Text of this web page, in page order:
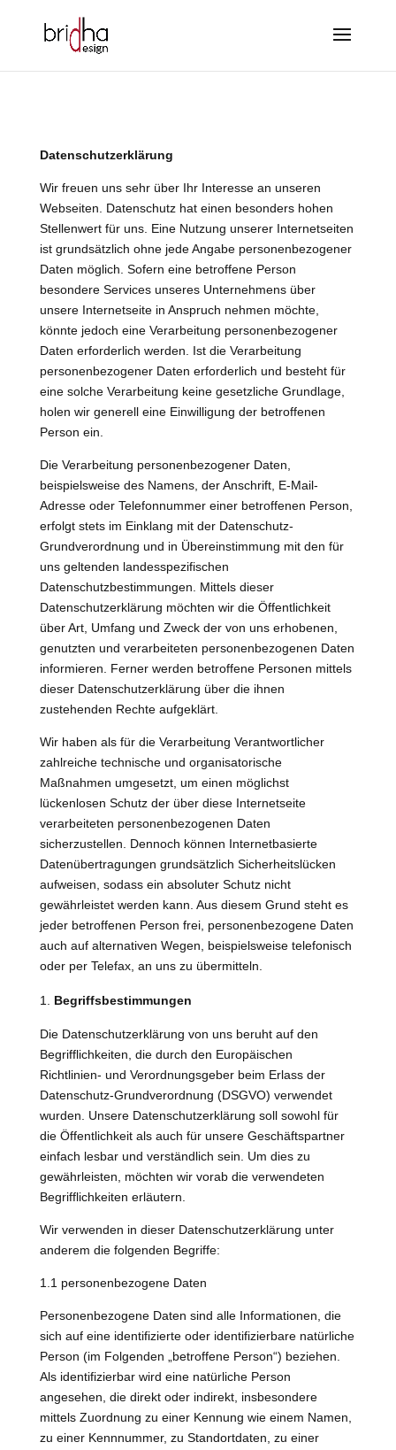
Datenschutzerklärung
Wir freuen uns sehr über Ihr Interesse an unseren
Webseiten. Datenschutz hat einen besonders hohen
Stellenwert für uns. Eine Nutzung unserer Internetseiten
ist grundsätzlich ohne jede Angabe personenbezogener
Daten möglich. Sofern eine betroffene Person
besondere Services unseres Unternehmens über
unsere Internetseite in Anspruch nehmen möchte,
könnte jedoch eine Verarbeitung personenbezogener
Daten erforderlich werden. Ist die Verarbeitung
personenbezogener Daten erforderlich und besteht für
eine solche Verarbeitung keine gesetzliche Grundlage,
holen wir generell eine Einwilligung der betroffenen
Person ein.
Die Verarbeitung personenbezogener Daten,
beispielsweise des Namens, der Anschrift, E-Mail-
Adresse oder Telefonnummer einer betroffenen Person,
erfolgt stets im Einklang mit der Datenschutz-
Grundverordnung und in Übereinstimmung mit den für
uns geltenden landesspezifischen
Datenschutzbestimmungen. Mittels dieser
Datenschutzerklärung möchten wir die Öffentlichkeit
über Art, Umfang und Zweck der von uns erhobenen,
genutzten und verarbeiteten personenbezogenen Daten
informieren. Ferner werden betroffene Personen mittels
dieser Datenschutzerklärung über die ihnen
zustehenden Rechte aufgeklärt.
Wir haben als für die Verarbeitung Verantwortlicher
zahlreiche technische und organisatorische
Maßnahmen umgesetzt, um einen möglichst
lückenlosen Schutz der über diese Internetseite
verarbeiteten personenbezogenen Daten
sicherzustellen. Dennoch können Internetbasierte
Datenübertragungen grundsätzlich Sicherheitslücken
aufweisen, sodass ein absoluter Schutz nicht
gewährleistet werden kann. Aus diesem Grund steht es
jeder betroffenen Person frei, personenbezogene Daten
auch auf alternativen Wegen, beispielsweise telefonisch
oder per Telefax, an uns zu übermitteln.
Begriffsbestimmungen
Die Datenschutzerklärung von uns beruht auf den
Begrifflichkeiten, die durch den Europäischen
Richtlinien- und Verordnungsgeber beim Erlass der
Datenschutz-Grundverordnung (DSGVO) verwendet
wurden. Unsere Datenschutzerklärung soll sowohl für
die Öffentlichkeit als auch für unsere Geschäftspartner
einfach lesbar und verständlich sein. Um dies zu
gewährleisten, möchten wir vorab die verwendeten
Begrifflichkeiten erläutern.
Wir verwenden in dieser Datenschutzerklärung unter
anderem die folgenden Begriffe:
1.1 personenbezogene Daten
Personenbezogene Daten sind alle Informationen, die
sich auf eine identifizierte oder identifizierbare natürliche
Person (im Folgenden „betroffene Person“) beziehen.
Als identifizierbar wird eine natürliche Person
angesehen, die direkt oder indirekt, insbesondere
mittels Zuordnung zu einer Kennung wie einem Namen,
zu einer Kennnummer, zu Standortdaten, zu einer